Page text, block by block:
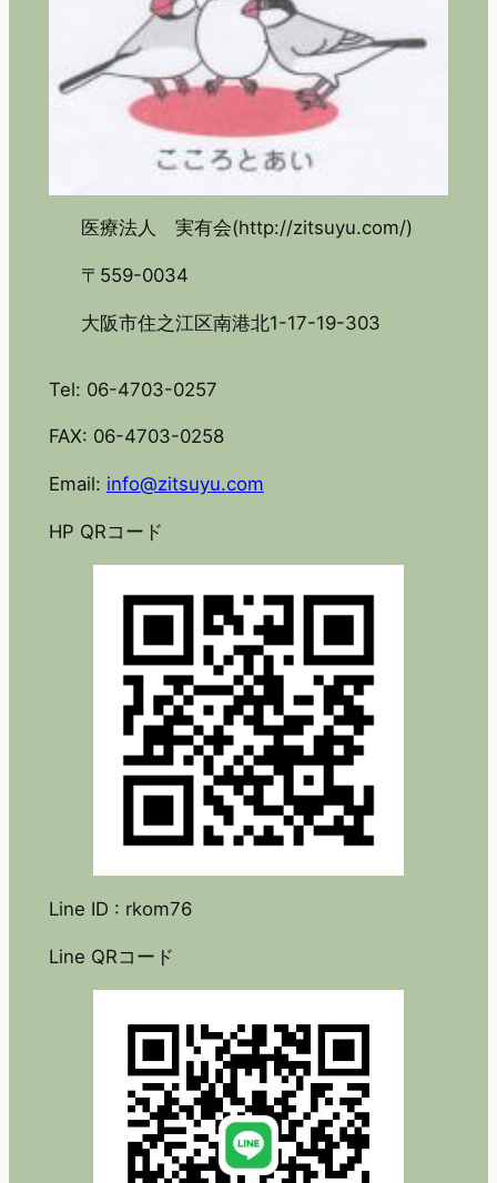
医療法人 実有会(http://zitsuyu.com/)
〒559-0034
大阪市住之江区南港北1-17-19-303
Tel: 06-4703-0257
FAX: 06-4703-0258
Email: info@zitsuyu.com
HP QRコード
Line ID : rkom76
Line QRコード